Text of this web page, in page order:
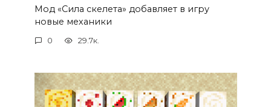
Мод «Сила скелета» добавляет в игру
новые механики
0 29.7к.